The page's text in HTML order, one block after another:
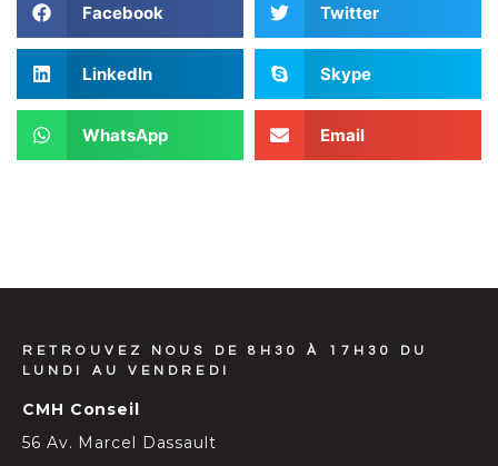
Facebook Twitter
LinkedIn Skype
WhatsApp Email
RETROUVEZ NOUS DE 8H30 À 17H30 DU
LUNDI AU VENDREDI
CMH Conseil
56 Av. Marcel Dassault